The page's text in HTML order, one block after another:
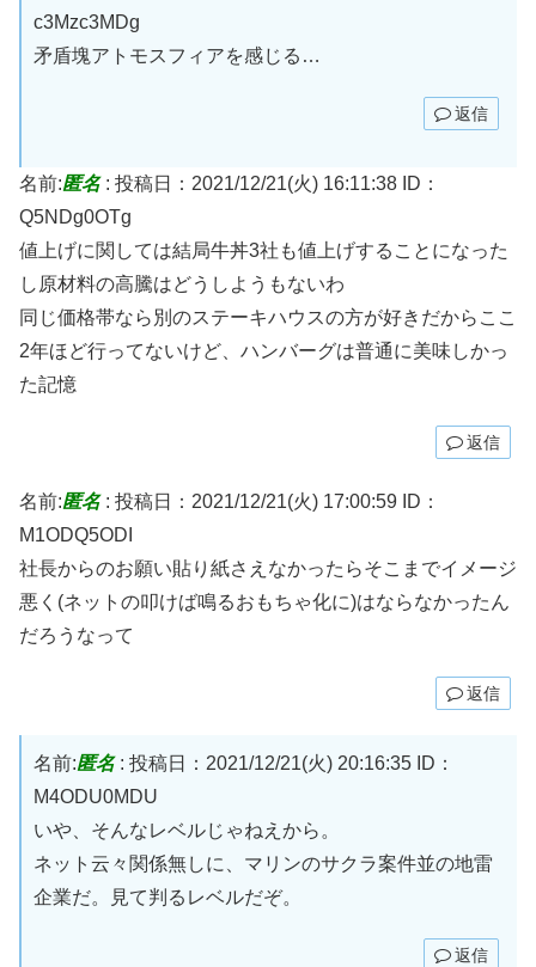
c3Mzc3MDg
矛盾塊アトモスフィアを感じる…
返信
名前:匿名: 投稿日：2021/12/21(火) 16:11:38 ID：
Q5NDg0OTg
値上げに関しては結局牛丼3社も値上げすることになった
し原材料の高騰はどうしようもないわ
同じ価格帯なら別のステーキハウスの方が好きだからここ
2年ほど行ってないけど、ハンバーグは普通に美味しかっ
た記憶
返信
名前:匿名: 投稿日：2021/12/21(火) 17:00:59 ID：
M1ODQ5ODI
社長からのお願い貼り紙さえなかったらそこまでイメージ
悪く(ネットの叩けば鳴るおもちゃ化に)はならなかったん
だろうなって
返信
名前:匿名: 投稿日：2021/12/21(火) 20:16:35
ID：
M4ODU0MDU
いや、そんなレベルじゃねえから。
ネット云々関係無しに、マリンのサクラ案件並の地雷
企業だ。見て判るレベルだぞ。
返信